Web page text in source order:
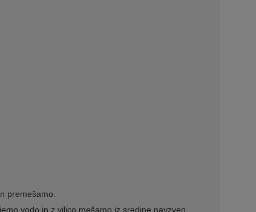
premešamo.
vodo in z vilico mešamo iz sredine navzven.